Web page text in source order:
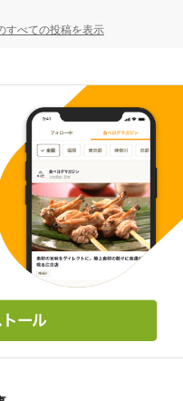
すべての投稿を表示